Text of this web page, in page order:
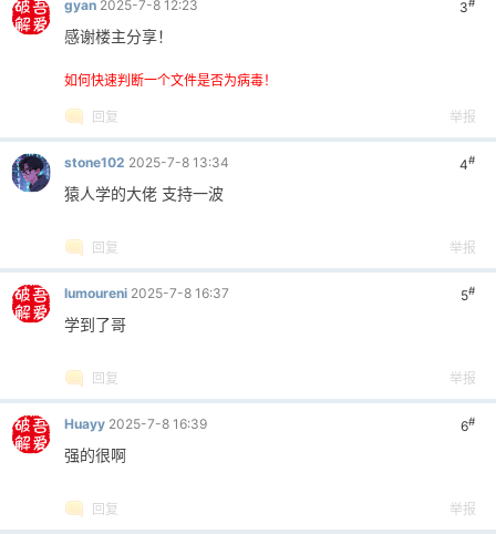
3
gyan 2025-7-8 12:23
感谢楼主分享！
如何快速判断一个文件是否为病毒！
回复 举报
4#
stone102 2025-7-8 13:34
猿人学的大佬 支持一波
回复 举报
5#
lumoureni 2025-7-8 16:37
学到了哥
回复 举报
6#
Huayy 2025-7-8 16:39
强的很啊
回复 举报